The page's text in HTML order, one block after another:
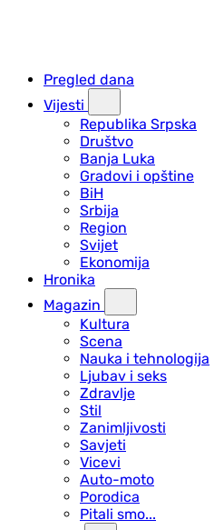
Pregled dana
Vijesti
Republika Srpska
Društvo
Banja Luka
Gradovi i opštine
BiH
Srbija
Region
Svijet
Ekonomija
Hronika
Magazin
Kultura
Scena
Nauka i tehnologija
Ljubav i seks
Zdravlje
Stil
Zanimljivosti
Savjeti
Vicevi
Auto-moto
Porodica
Pitali smo...